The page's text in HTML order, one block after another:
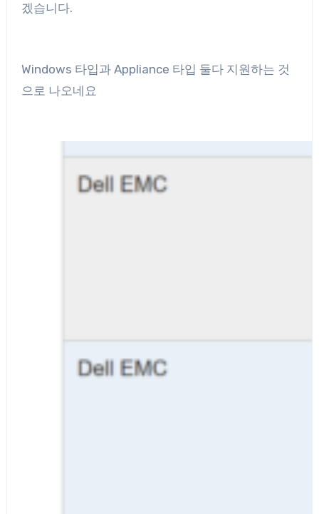
겠습니다.
Windows 타입과 Appliance 타입 둘다 지원하는 것
으로 나오네요